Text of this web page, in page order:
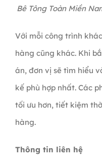
Bê Tông Toàn Miền
Với mỗi công trình
hàng cũng khác. Khi
án, đơn vị sẽ tìm hiểu
kế phù hợp nhất. Các
tối ưu hơn, tiết kiệm
hàng.
Thông tin liên hệ